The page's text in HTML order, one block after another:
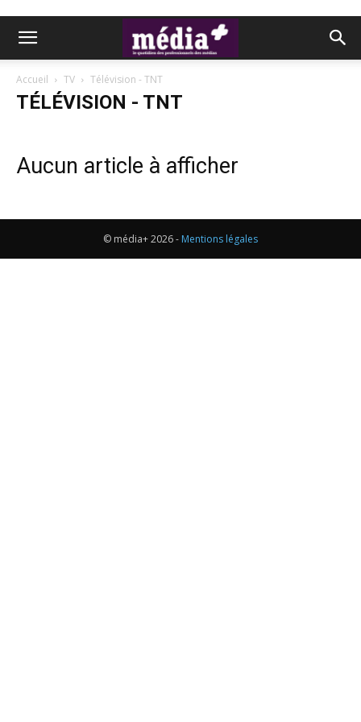
Accueil TV Télévision - TNT
TÉLÉVISION - TNT
Aucun article à afficher
© média+ 2026 - Mentions légales